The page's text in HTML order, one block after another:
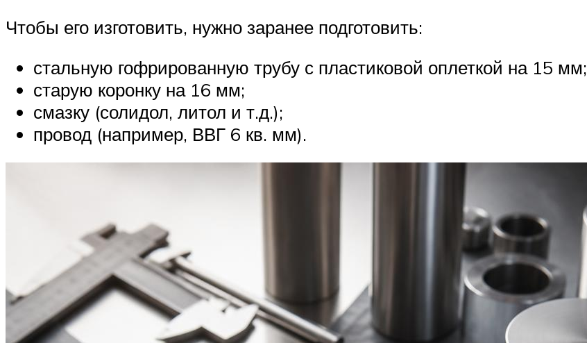
Чтобы его изготовить, нужно заранее подготовить:
стальную гофрированную трубу с пластиковой оплеткой на 15 мм;
старую коронку на 16 мм;
смазку (солидол, литол и т.д.);
провод (например, ВВГ 6 кв. мм).